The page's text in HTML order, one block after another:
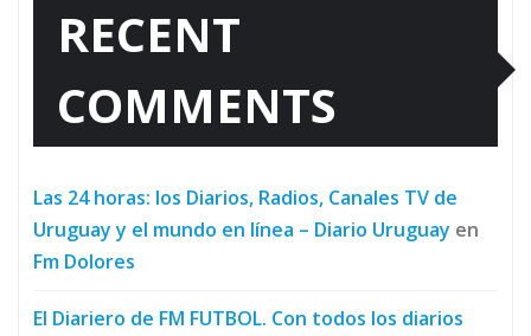
RECENT
COMMENTS
Las 24 horas: los Diarios, Radios, Canales TV de
Uruguay y el mundo en línea – Diario Uruguay en
Fm Dolores
El Diariero de FM FUTBOL. Con todos los diarios